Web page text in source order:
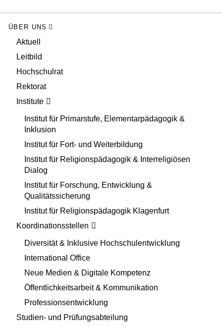
ÜBER UNS
Aktuell
Leitbild
Hochschulrat
Rektorat
Institute
Institut für Primarstufe, Elementarpädagogik &
Inklusion
Institut für Fort- und Weiterbildung
Institut für Religionspädagogik & Interreligiösen
Dialog
Institut für Forschung, Entwicklung &
Qualitätssicherung
Institut für Religionspädagogik Klagenfurt
Koordinationsstellen
Diversität & Inklusive Hochschulentwicklung
International Office
Neue Medien & Digitale Kompetenz
Öffentlichkeitsarbeit & Kommunikation
Professionsentwicklung
Studien- und Prüfungsabteilung